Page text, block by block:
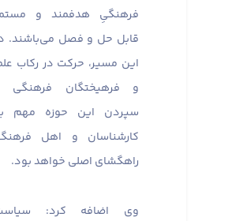
فرهنگیِ هدفمند و
قابل حل و فصل می‌باشند.
این مسیر، حرکت در رکاب
و فرهیختگان فرهنگی
سپردن این حوزه مهم
کارشناسان و اهل
راهگشای اصلی خواهد بود.
وی اضافه کرد: